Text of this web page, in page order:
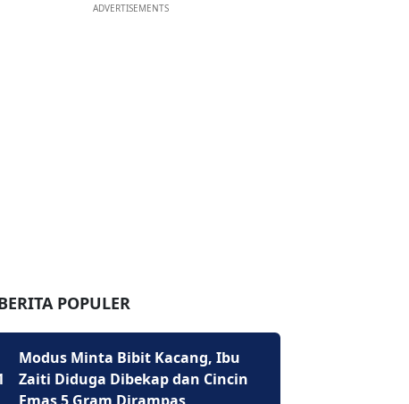
ADVERTISEMENTS
POPULER
Modus Minta Bibit Kacang, Ibu
Zaiti Diduga Dibekap dan Cincin